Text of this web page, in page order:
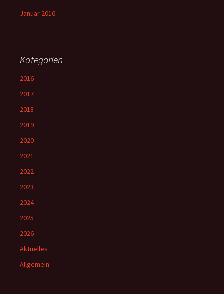
Januar 2016
Kategorien
2016
2017
2018
2019
2020
2021
2022
2023
2024
2025
2026
Aktuelles
Allgemein